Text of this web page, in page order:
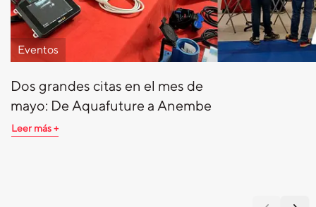
Eventos
Dos grandes citas en el mes de
mayo: De Aquafuture a Anembe
Leer más +